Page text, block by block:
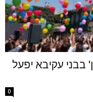
בבני עקיבא יפעל
0